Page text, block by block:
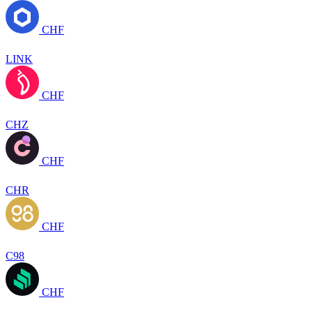
CHF
LINK
CHF
CHZ
CHF
CHR
CHF
C98
CHF